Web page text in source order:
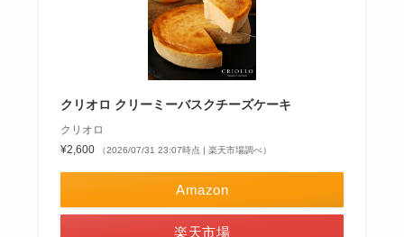
クリオロ クリーミーバスクチーズケーキ
クリオロ
¥2,600
（2026/07/31 23:07時点 | 楽天市場調べ）
Amazon
楽天市場